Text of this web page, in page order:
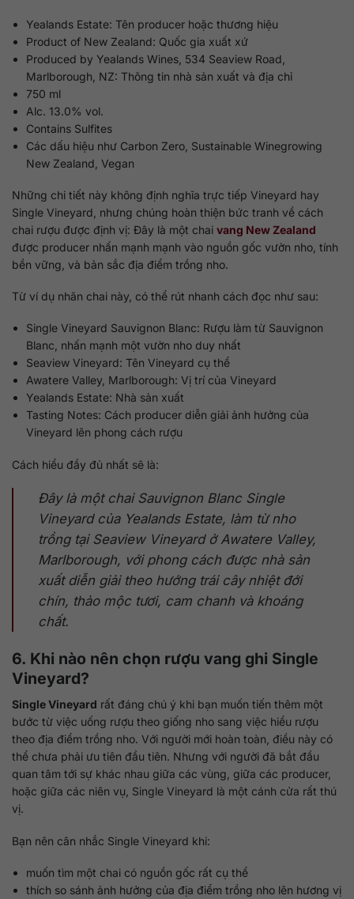
Yealands Estate: Tên producer hoặc thương hiệu
Product of New Zealand: Quốc gia xuất xứ
Produced by Yealands Wines, 534 Seaview Road,
Marlborough, NZ: Thông tin nhà sản xuất và địa chỉ
750 ml
Alc. 13.0% vol.
Contains Sulfites
Các dấu hiệu như Carbon Zero, Sustainable Winegrowing
New Zealand, Vegan
Những chi tiết này không định nghĩa trực tiếp Vineyard hay
Single Vineyard, nhưng chúng hoàn thiện bức tranh về cách
chai rượu được định vị: Đây là một chai vang New Zealand
được producer nhấn mạnh mạnh vào nguồn gốc vườn nho, tính
bền vững, và bản sắc địa điểm trồng nho.
Từ ví dụ nhãn chai này, có thể rút nhanh cách đọc như sau:
Single Vineyard Sauvignon Blanc: Rượu làm từ Sauvignon
Blanc, nhấn mạnh một vườn nho duy nhất
Seaview Vineyard: Tên Vineyard cụ thể
Awatere Valley, Marlborough: Vị trí của Vineyard
Yealands Estate: Nhà sản xuất
Tasting Notes: Cách producer diễn giải ảnh hưởng của
Vineyard lên phong cách rượu
Cách hiểu đầy đủ nhất sẽ là:
Đây là một chai Sauvignon Blanc Single
Vineyard của Yealands Estate, làm từ nho
trồng tại Seaview Vineyard ở Awatere Valley,
Marlborough, với phong cách được nhà sản
xuất diễn giải theo hướng trái cây nhiệt đới
chín, thảo mộc tươi, cam chanh và khoáng
chất.
6. Khi nào nên chọn rượu vang ghi Single
Vineyard?
Single Vineyard rất đáng chú ý khi bạn muốn tiến thêm một
bước từ việc uống rượu theo giống nho sang việc hiểu rượu
theo địa điểm trồng nho. Với người mới hoàn toàn, điều này có
thể chưa phải ưu tiên đầu tiên. Nhưng với người đã bắt đầu
quan tâm tới sự khác nhau giữa các vùng, giữa các producer,
hoặc giữa các niên vụ, Single Vineyard là một cánh cửa rất thú
vị.
Bạn nên cân nhắc Single Vineyard khi:
muốn tìm một chai có nguồn gốc rất cụ thể
thích so sánh ảnh hưởng của địa điểm trồng nho lên hương vị